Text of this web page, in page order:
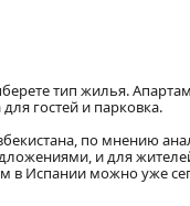
тип жилья.
гостей и парковка.
по мнению
и для
в Испании можно уже